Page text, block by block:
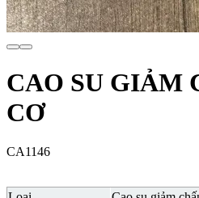
CAO SU GIẢM
CƠ
CA1146